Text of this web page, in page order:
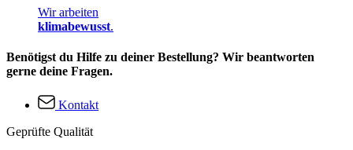
Wir arbeiten
klimabewusst.
Benötigst du Hilfe zu deiner Bestellung? Wir beantworten
gerne deine Fragen.
Kontakt
Geprüfte Qualität